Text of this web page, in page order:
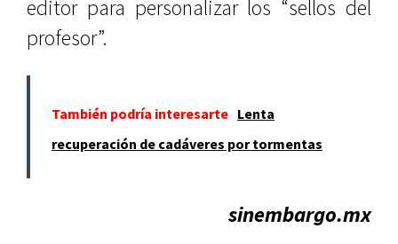
editor para personalizar los “sellos del
profesor”.
También podría interesarte Lenta
recuperación de cadáveres por tormentas
sinembargo.mx